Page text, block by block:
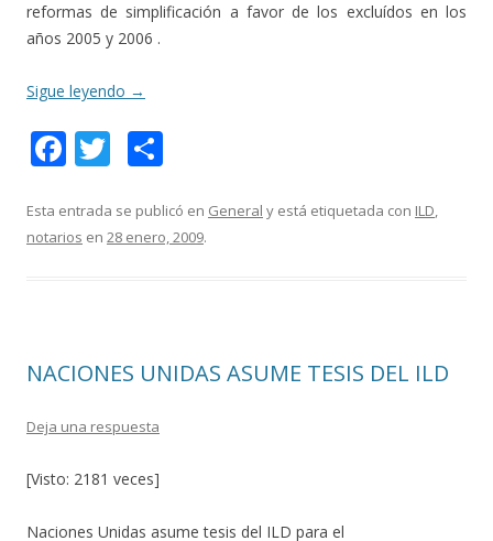
reformas de simplificación a favor de los excluídos en los
años 2005 y 2006 .
Sigue leyendo →
F
e
b
k
T
itt
er
m
p
r
Esta entrada se publicó en General y está etiquetada con ILD,
notarios en 28 enero, 2009.
NACIONES UNIDAS ASUME TESIS DEL ILD
Deja una respuesta
[Visto: 2181 veces]
Naciones Unidas asume tesis del ILD para el